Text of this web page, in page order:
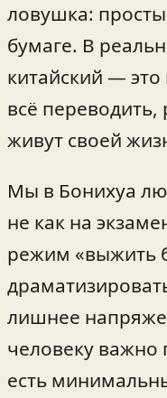
ловушка:
бумаге. В
китайский — это
всё переводить,
живут своей
Мы в Бонихуа
не как на
режим «выжить
лишнее
человеку важно
есть